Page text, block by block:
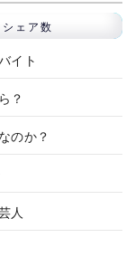
シェア数
イト
？
のか？
人